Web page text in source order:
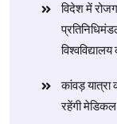
विदेश में
​कांवड़
रहेंगी